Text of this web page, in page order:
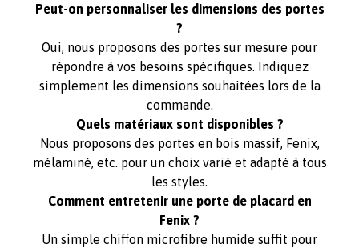
Peut-on personnaliser les dimensions des portes
?
Oui, nous proposons des portes sur mesure pour
répondre à vos besoins spécifiques. Indiquez
simplement les dimensions souhaitées lors de la
commande.
Quels matériaux sont disponibles ?
Nous proposons des portes en bois massif, Fenix,
mélaminé, etc. pour un choix varié et adapté à tous
les styles.
Comment entretenir une porte de placard en
Fenix ?
Un simple chiffon microfibre humide suffit pour